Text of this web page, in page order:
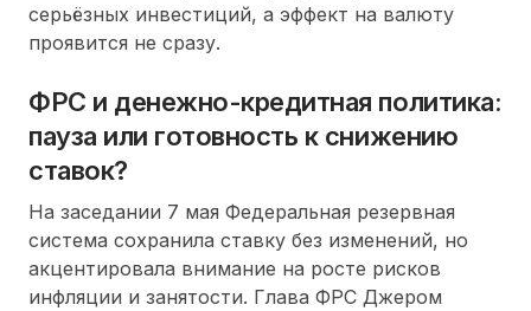
серьёзных инвестиций, а эффект на валюту
проявится не сразу.
ФРС и денежно-кредитная политика:
пауза или готовность к снижению
ставок?
На заседании 7 мая Федеральная резервная
система сохранила ставку без изменений, но
акцентировала внимание на росте рисков
инфляции и занятости. Глава ФРС Джером